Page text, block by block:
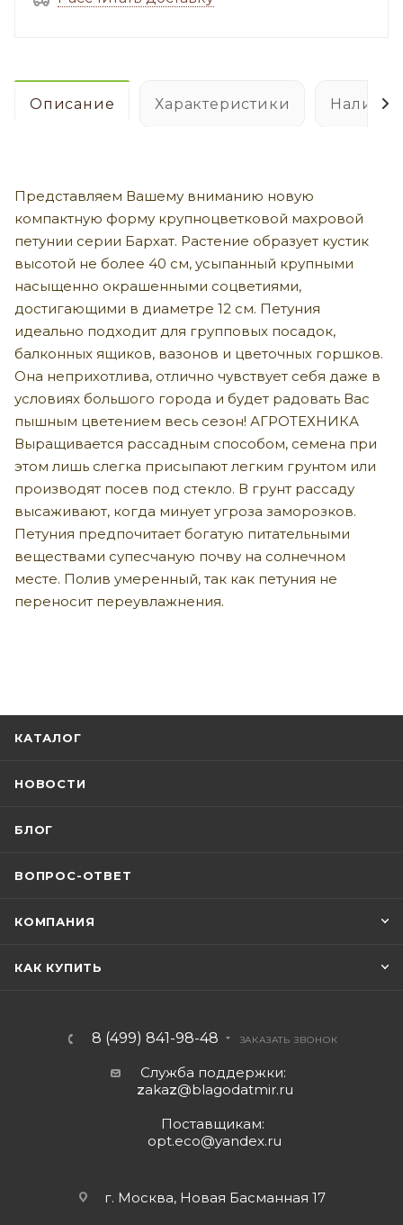
Описание Характеристики
Представляем Вашему вниманию новую
компактную форму крупноцветковой махровой
петунии серии Бархат. Растение образует кустик
высотой не более 40 см, усыпанный крупными
насыщенно окрашенными соцветиями,
достигающими в диаметре 12 см. Петуния
идеально подходит для групповых посадок,
балконных ящиков, вазонов и цветочных горшков.
Она неприхотлива, отлично чувствует себя даже в
условиях большого города и будет радовать Вас
пышным цветением весь сезон! АГРОТЕХНИКА
Выращивается рассадным способом, семена при
этом лишь слегка присыпают легким грунтом или
производят посев под стекло. В грунт рассаду
высаживают, когда минует угроза заморозков.
Петуния предпочитает богатую питательными
веществами супесчаную почву на солнечном
месте. Полив умеренный, так как петуния не
переносит переувлажнения.
КАТАЛОГ
НОВОСТИ
БЛОГ
ВОПРОС-ОТВЕТ
КОМПАНИЯ
КАК КУПИТЬ
8 (499) 841-98-48 ЗАКАЗАТЬ ЗВОНОК
Служба поддержки:
zakaz@blagodatmir.ru
Поставщикам:
opt.eco@yandex.ru
г. Москва, Новая Басманная 17